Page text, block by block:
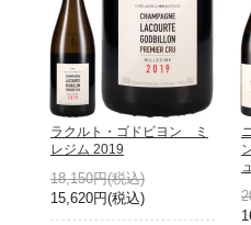
ラクルト・ゴドビヨン ミ
レジム 2019
18,150円(税込)
15,620円(税込)